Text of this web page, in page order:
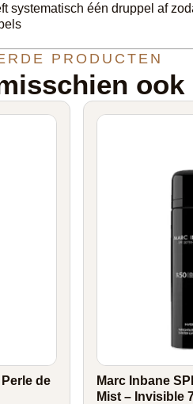
systematisch één druppel af
PRODUCTEN
de
Marc Inbane
Mist – Invisible